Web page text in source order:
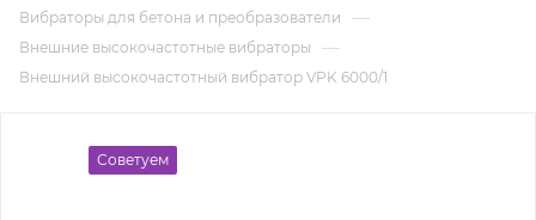
Вибраторы для бетона и преобразователи —
Внешние высокочастотные вибраторы —
Внешний высокочастотный вибратор VPK 6000/1
Советуем